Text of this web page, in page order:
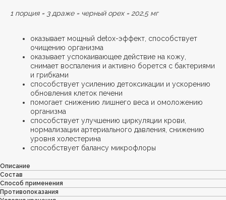
1 порция = 3 драже = черный орех = 202,5 мг
оказывает мощный detox-эффект, способствует
очищению организма
оказывает успокаивающее действие на кожу,
снимает воспаления и активно борется с бактериями
и грибками
способствует усилению детоксикации и ускорению
обновления клеток печени
помогает снижению лишнего веса и омоложению
организма
способствует улучшению циркуляции крови,
нормализации артериального давления, снижению
уровня холестерина
способствует балансу микрофлоры
Описание
Состав
Способ применения
Противопоказания